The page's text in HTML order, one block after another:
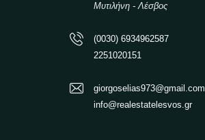
Μυτιλήνη - Λέσβος
(0030) 6934962587
2251020151
giorgoselias973@gmail.com
info@realestatelesvos.gr